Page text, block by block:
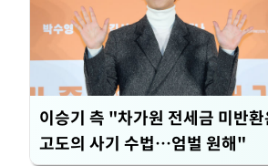
이승기 측 "차가원 전세금 미반환
고도의 사기 수법…엄벌 원해"